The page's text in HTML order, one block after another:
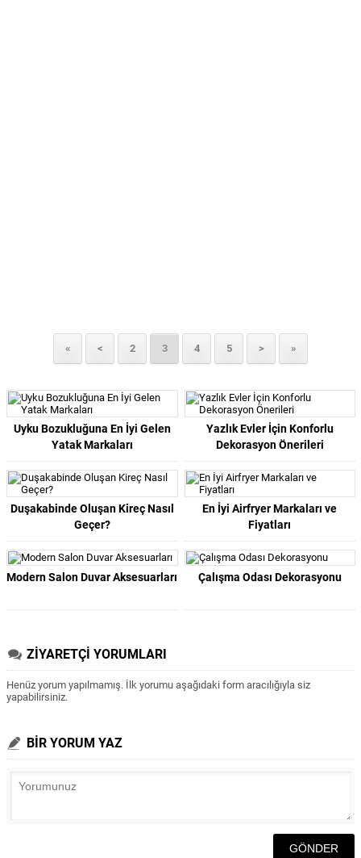
« < 2 3 4 5 > »
Uyku Bozukluğuna En İyi Gelen
Yatak Markaları
Yazlık Evler İçin Konforlu
Dekorasyon Önerileri
Duşakabinde Oluşan Kireç Nasıl
Geçer?
En İyi Airfryer Markaları ve
Fiyatları
Modern Salon Duvar Aksesuarları Çalışma Odası Dekorasyonu
ZİYARETÇİ YORUMLARI
Henüz yorum yapılmamış. İlk yorumu aşağıdaki form aracılığıyla siz
yapabilirsiniz.
BİR YORUM YAZ